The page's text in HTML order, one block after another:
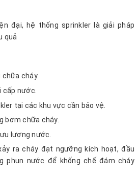
đại, hệ thống sprinkler là giải pháp
quả
cháy.
cấp nước.
tại các khu vực cần bảo vệ.
bơm chữa cháy.
lượng nước.
ra cháy đạt ngưỡng kích hoạt, đầu
phun nước để khống chế đám cháy